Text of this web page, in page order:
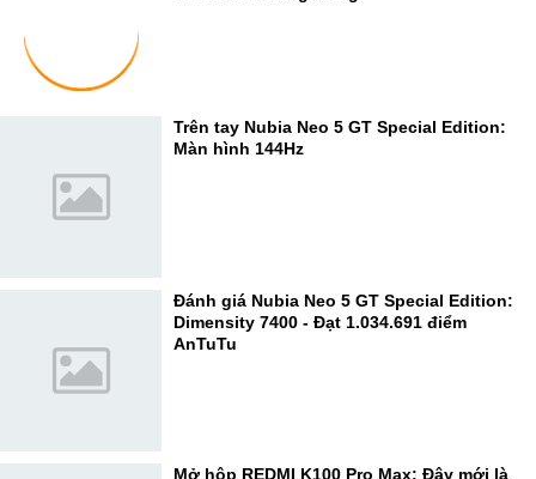
Trên tay Nubia Neo 5 GT Special Edition:
Màn hình 144Hz
Đánh giá Nubia Neo 5 GT Special Edition:
Dimensity 7400 - Đạt 1.034.691 điểm
AnTuTu
Mở hộp REDMI K100 Pro Max: Đây mới là